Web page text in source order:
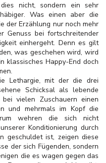
nicht, sondern ein sehr
Was einen aber die
der Erzählung nur noch mehr
Genuss bei fortschreitender
einhergeht. Denn es gilt
was geschehen wird, wird
klassisches Happy-End doch
Lethargie, mit der die drei
Schicksal als lebende
vielen Zuschauern einen
und mehrmals im Kopf die
wehren die sich nicht
Konditionierung durch
geschuldet ist, zeigen diese
der sich Fügenden, sondern
die es wagen gegen das